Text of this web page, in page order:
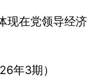
现在党领导经济
年3期）